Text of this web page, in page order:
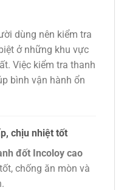
dùng nên kiểm tra
ở những khu vực
Việc kiểm tra thanh
bình vận hành ổn
chịu nhiệt tốt
đốt Incoloy cao
chống ăn mòn và